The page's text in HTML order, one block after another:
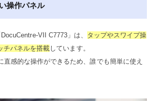
操作パネル
VII C7773」は、
タップやスワイプ操
チパネルを搭載しています。
直感的な操作ができるため、誰でも簡単に使え